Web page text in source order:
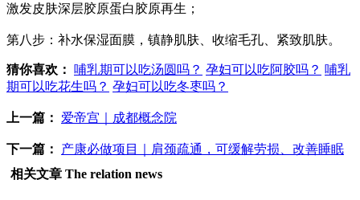
激发皮肤深层胶原蛋白胶原再生；
第八步：补水保湿面膜，镇静肌肤、收缩毛孔、紧致肌肤。
猜你喜欢： 哺乳期可以吃汤圆吗？ 孕妇可以吃阿胶吗？ 哺乳
期可以吃花生吗？ 孕妇可以吃冬枣吗？
上一篇： 爱帝宫｜成都概念院
下一篇：
产康必做项目｜肩颈疏通，可缓解劳损、改善睡眠
相关文章 The relation news